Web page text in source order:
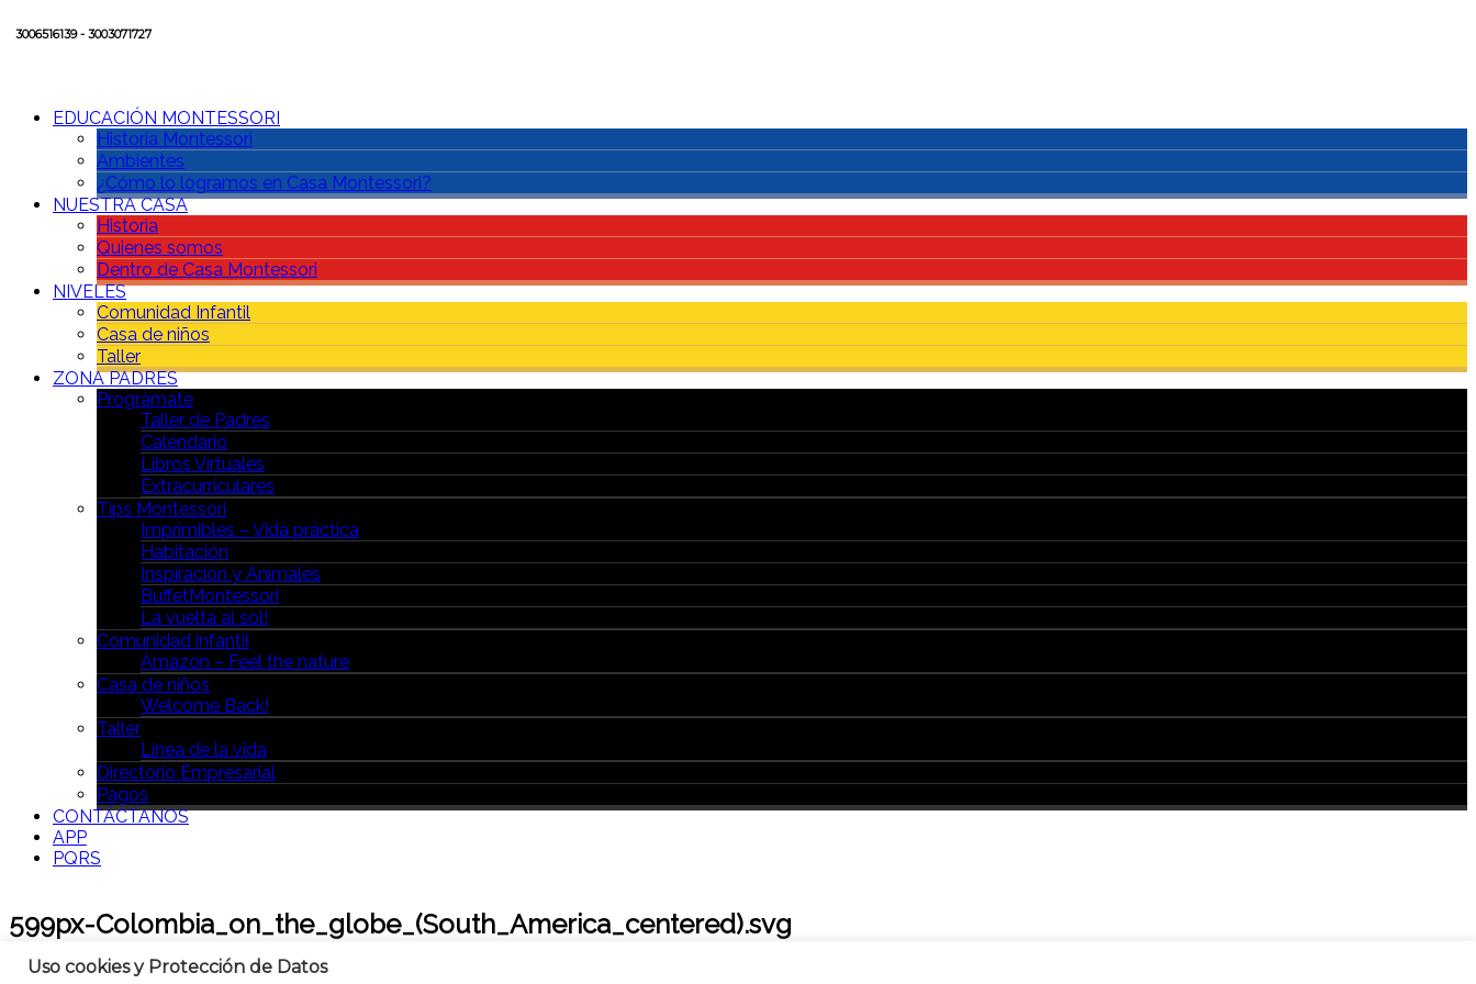
3006516139 - 3003071727
EDUCACIÓN MONTESSORI
Historia Montessori
Ambientes
¿Cómo lo logramos en Casa Montessori?
NUESTRA CASA
Historia
Quienes somos
Dentro de Casa Montessori
NIVELES
Comunidad Infantil
Casa de niños
Taller
ZONA PADRES
Prográmate
Taller de Padres
Calendario
Libros Virtuales
Extracurriculares
Tips Montessori
Imprimibles – Vida práctica
Habitación
Inspiración y Animales
BuffetMontessori
La vuelta al sol!
Comunidad infantil
Amazon – Feel the nature
Casa de niños
Welcome Back!
Taller
Línea de la vida
Directorio Empresarial
Pagos
CONTÁCTANOS
APP
PQRS
599px-Colombia_on_the_globe_(South_America_centered).svg
Uso cookies y Protección de Datos